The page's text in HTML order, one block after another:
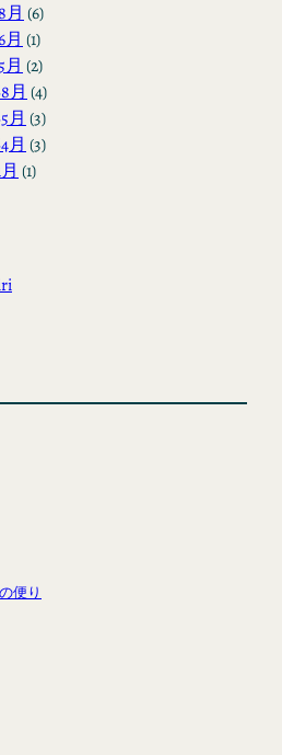
月 (6)
月 (1)
月 (2)
月 (4)
月 (3)
月 (3)
(1)
便り